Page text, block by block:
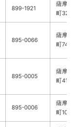
899-1921
薩摩
町
895-0066
薩摩
町
895-0005
薩摩
町
895-0006
薩摩
町